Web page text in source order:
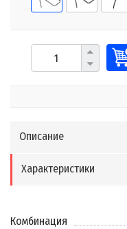
Описание
Характеристики
Комбинация